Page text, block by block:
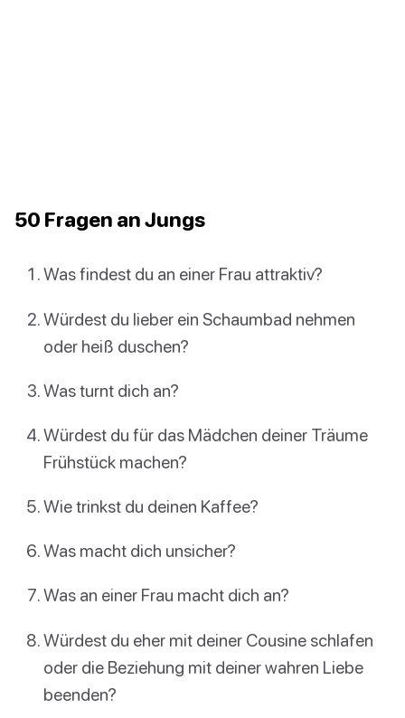
50 Fragen an Jungs
Was findest du an einer Frau attraktiv?
Würdest du lieber ein Schaumbad nehmen
oder heiß duschen?
Was turnt dich an?
Würdest du für das Mädchen deiner Träume
Frühstück machen?
Wie trinkst du deinen Kaffee?
Was macht dich unsicher?
Was an einer Frau macht dich an?
Würdest du eher mit deiner Cousine schlafen
oder die Beziehung mit deiner wahren Liebe
beenden?